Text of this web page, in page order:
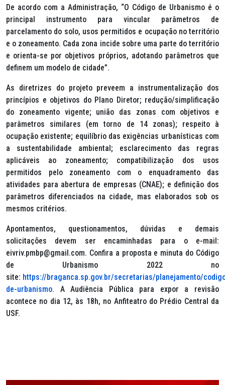
De acordo com a Administração, “O Código de Urbanismo é o
principal instrumento para vincular parâmetros de
parcelamento do solo, usos permitidos e ocupação no território
e o zoneamento. Cada zona incide sobre uma parte do território
e orienta-se por objetivos próprios, adotando parâmetros que
definem um modelo de cidade”.
As diretrizes do projeto preveem a instrumentalização dos
princípios e objetivos do Plano Diretor; redução/simplificação
do zoneamento vigente; união das zonas com objetivos e
parâmetros similares (em torno de 14 zonas); respeito à
ocupação existente; equilíbrio das exigências urbanísticas com
a sustentabilidade ambiental; esclarecimento das regras
aplicáveis ao zoneamento; compatibilização dos usos
permitidos pelo zoneamento com o enquadramento das
atividades para abertura de empresas (CNAE); e definição dos
parâmetros diferenciados na cidade, mas elaborados sob os
mesmos critérios.
Apontamentos, questionamentos, dúvidas e demais
solicitações devem ser encaminhadas para o e-mail:
eivriv.pmbp@gmail.com. Confira a proposta e minuta do Código
de Urbanismo 2022 no
site: https://braganca.sp.gov.br/secretarias/planejamento/
de-urbanismo. A Audiência Pública para expor a revisão
acontece no dia 12, às 18h, no Anfiteatro do Prédio Central da
USF.